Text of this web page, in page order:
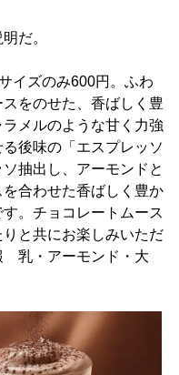
だ。
イズのみ600円。ふわ
をのせた、香ばしく豊
メルのような甘く力強
後味の「エスプレッソ
抽出し、アーモンドと
合わせた香ばしく豊か
。チョコレートムース
と共にお楽しみいただ
乳・アーモンド・大